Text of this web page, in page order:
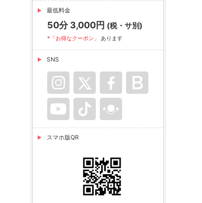
最低料金
50分 3,000円 (税・サ別)
*「お得なクーポン」 あります
SNS
スマホ版QR